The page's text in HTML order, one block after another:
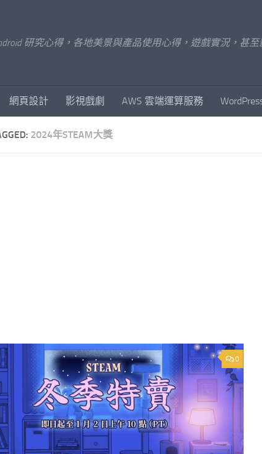
研究心得，各地美景與產品使用心得，遊戲實況，甚
網頁設計 影視戲劇 AWS 雲端運算服務
2024年STEAM大獎
0